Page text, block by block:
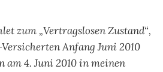
zum „Vertragslosen Zustand“,
Anfang Juni 2010
am 4. Juni 2010 in meinen